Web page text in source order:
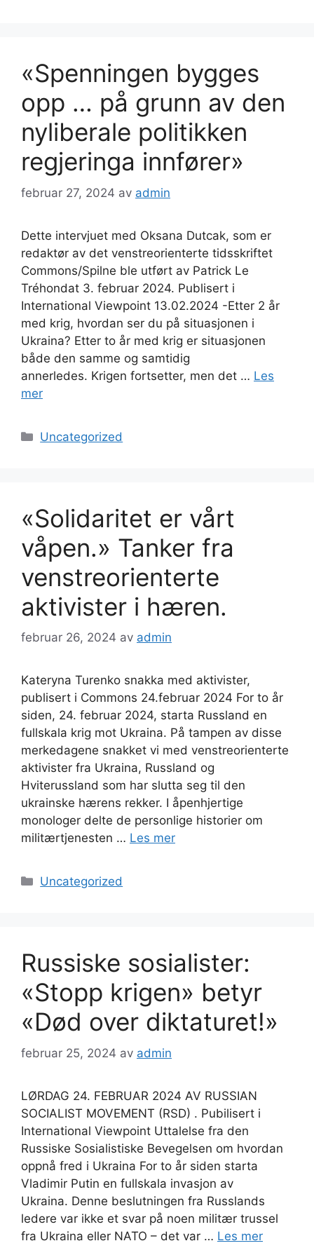
«Spenningen bygges
opp … på grunn av den
nyliberale politikken
regjeringa innfører»
februar 27, 2024 av admin
Dette intervjuet med Oksana Dutcak, som er
redaktør av det venstreorienterte tidsskriftet
Commons/Spilne ble utført av Patrick Le
Tréhondat 3. februar 2024. Publisert i
International Viewpoint 13.02.2024 -Etter 2 år
med krig, hvordan ser du på situasjonen i
Ukraina? Etter to år med krig er situasjonen
både den samme og samtidig
annerledes. Krigen fortsetter, men det … Les
mer
Kategorier
Uncategorized
«Solidaritet er vårt
våpen.» Tanker fra
venstreorienterte
aktivister i hæren.
februar 26, 2024 av admin
Kateryna Turenko snakka med aktivister,
publisert i Commons 24.februar 2024 For to år
siden, 24. februar 2024, starta Russland en
fullskala krig mot Ukraina. På tampen av disse
merkedagene snakket vi med venstreorienterte
aktivister fra Ukraina, Russland og
Hviterussland som har slutta seg til den
ukrainske hærens rekker. I åpenhjertige
monologer delte de personlige historier om
militærtjenesten … Les mer
Kategorier
Uncategorized
Russiske sosialister:
«Stopp krigen» betyr
«Død over diktaturet!»
februar 25, 2024 av admin
LØRDAG 24. FEBRUAR 2024 AV RUSSIAN
SOCIALIST MOVEMENT (RSD) . Pubilisert i
International Viewpoint Uttalelse fra den
Russiske Sosialistiske Bevegelsen om hvordan
oppnå fred i Ukraina For to år siden starta
Vladimir Putin en fullskala invasjon av
Ukraina. Denne beslutningen fra Russlands
ledere var ikke et svar på noen militær trussel
fra Ukraina eller NATO – det var … Les mer